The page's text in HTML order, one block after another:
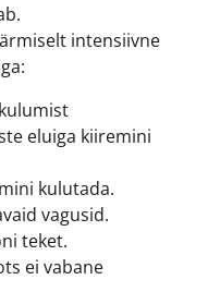
intensiivne
eluiga kiiremini
kulutada.
vagusid.
teket.
ei vabane